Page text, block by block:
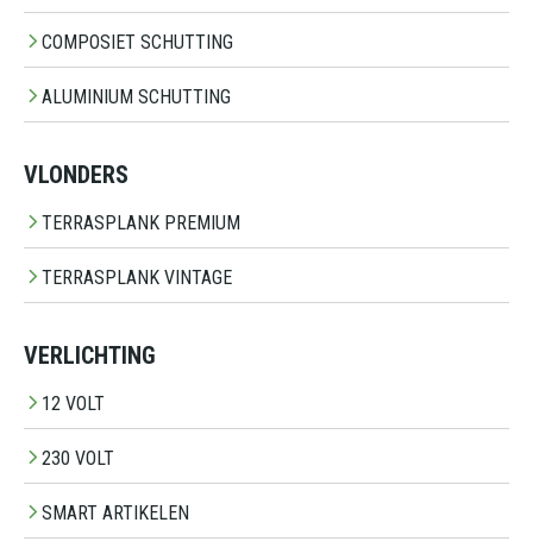
COMPOSIET SCHUTTING
ALUMINIUM SCHUTTING
VLONDERS
TERRASPLANK PREMIUM
TERRASPLANK VINTAGE
VERLICHTING
12 VOLT
230 VOLT
SMART ARTIKELEN